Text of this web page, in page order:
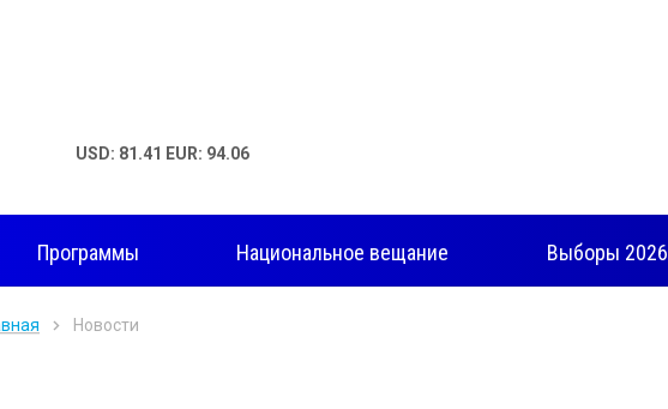
USD: 81.41 EUR: 94.06
Программы Национальное вещание Выборы 2026
Новости